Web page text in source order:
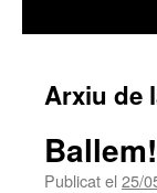
Arxiu de
Ballem!
Publicat el 25/